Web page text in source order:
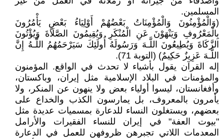
المسلمين.
(وَالْمُؤْمِنُونَ وَالْمُؤْمِنَاتُ بَعْضُهُمْ أَوْلِيَاءُ بَعْضٍ يَأْمُرُونَ
بِالْمَعْرُوفِ وَيَنْهَوْنَ عَنِ الْمُنْكَرِ وَيُقِيمُونَ الصَّلَاةَ وَيُؤْتُونَ
الزَّكَاةَ وَيُطِيعُونَ اللَّـهَ وَرَسُولَهُ أُولَئِكَ سَيَرْحَمُهُمُ اللَّـهُ إِنَّ
اللَّـهَ عَزِيزٌ حَكِيمٌ) (التوبة 71).
إله القرآن يقول بأشياء لا تحدث في الواقع. المؤمنون
والمؤمنات في البلاد الإسلامية مثل إيران، وباكستان،
وأفغانستان، ليسوا أولياء بعض ولا ينهون عن المنكر، ولا
يأمرون بالمعروف، بل يمارسون الكذب والخداع على
بعضهم، ويستغلون النساء للدعارة بمسميات عديدة مثل
"بيوت العفة" في إيران للنساء الفقيرات والأرامل
المعدمات اللاتي تجبرهن ظروفهن للعمل في الدعارة